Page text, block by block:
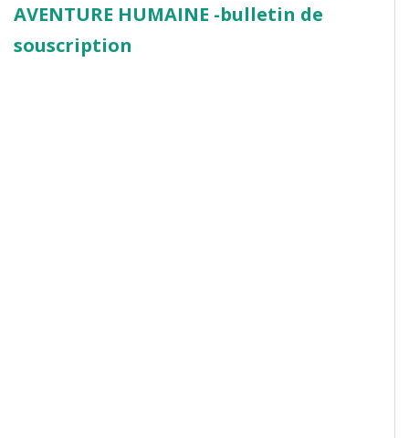
AVENTURE HUMAINE -bulletin de
souscription